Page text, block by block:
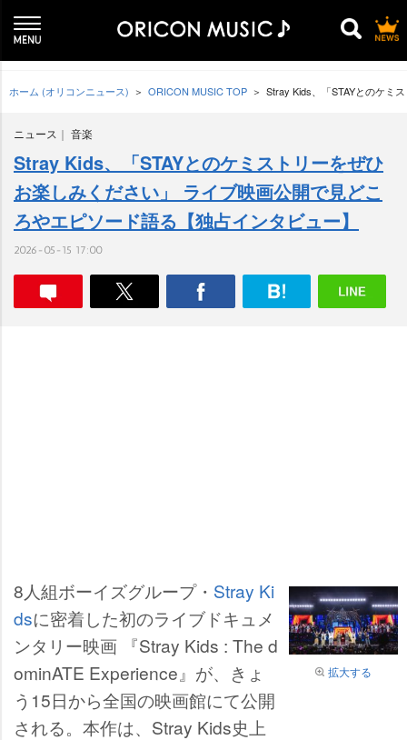
ホーム (オリコンニュース) ORICON MUSIC TOP Stray Kids、「STAYとのケミ
ニュース 音楽
Stray Kids、「STAYとのケミストリーをぜひ
お楽しみください」 ライブ映画公開で見どこ
ろやエピソード語る【独占インタビュー】
2026-05-15 17:00
拡大する
8人組ボーイズグループ・ Stray Ki
dsに密着した初のライブドキュメ
ンタリー映画 『Stray Kids : The d
ominATE Experience』が、きょ
う15日から全国の映画館にて公開
される。本作は、Stray Kids史上